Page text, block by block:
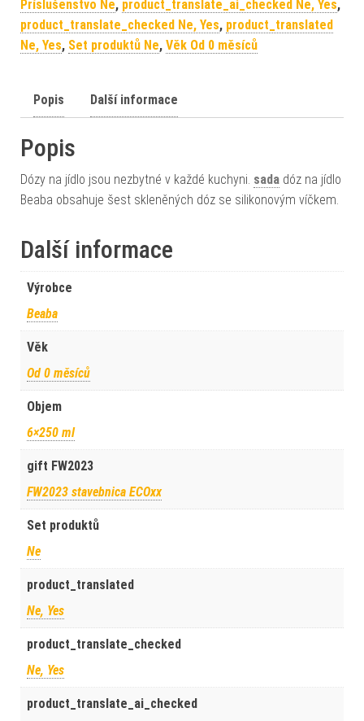
Príslušenstvo Ne, product_translate_ai_checked Ne, Yes,
product_translate_checked Ne, Yes, product_translated
Ne, Yes, Set produktů Ne, Věk Od 0 měsíců
Popis Další informace
Popis
Dózy na jídlo jsou nezbytné v každé kuchyni. sada dóz na jídlo
Beaba obsahuje šest skleněných dóz se silikonovým víčkem.
Další informace
Výrobce
Beaba
Věk
Od 0 měsíců
Objem
6×250 ml
gift FW2023
FW2023 stavebnica ECOxx
Set produktů
Ne
product_translated
Ne, Yes
product_translate_checked
Ne, Yes
product_translate_ai_checked